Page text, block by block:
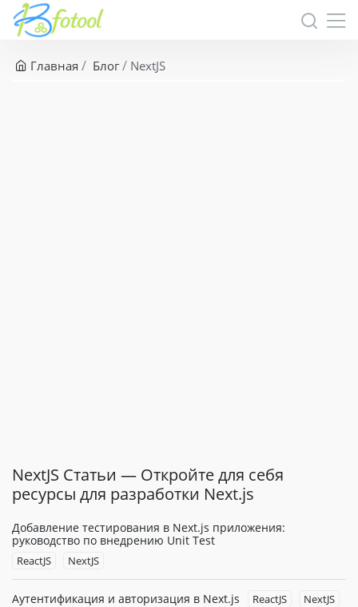
Главная Блог NextJS
NextJS Статьи — Откройте для себя
ресурсы для разработки Next.js
Добавление тестирования в Next.js приложения:
руководство по внедрению Unit Test
ReactJS NextJS
Аутентификация и авторизация в Next.js ReactJS NextJS